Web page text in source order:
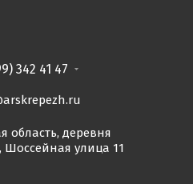
342 41 47
область, деревня
Шоссейная улица 11